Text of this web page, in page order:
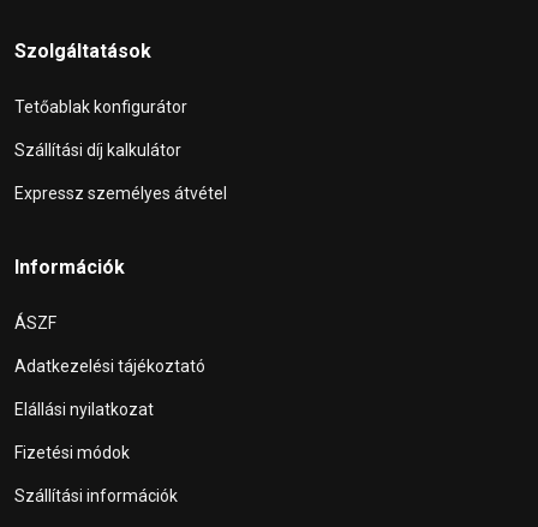
Szolgáltatások
Tetőablak konfigurátor
Szállítási díj kalkulátor
Expressz személyes átvétel
Információk
ÁSZF
Adatkezelési tájékoztató
Elállási nyilatkozat
Fizetési módok
Szállítási információk